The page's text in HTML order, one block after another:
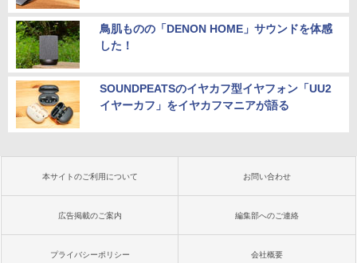
鳥肌ものの「DENON HOME」サウンドを体感
した！
SOUNDPEATSのイヤカフ型イヤフォン「UU2
イヤーカフ」をイヤカフマニアが語る
本サイトのご利用について お問い合わせ
広告掲載のご案内 編集部へのご連絡
プライバシーポリシー 会社概要